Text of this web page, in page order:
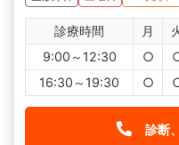
診療時間 月
9:00～12:30
○
16:30～19:30
○
診断